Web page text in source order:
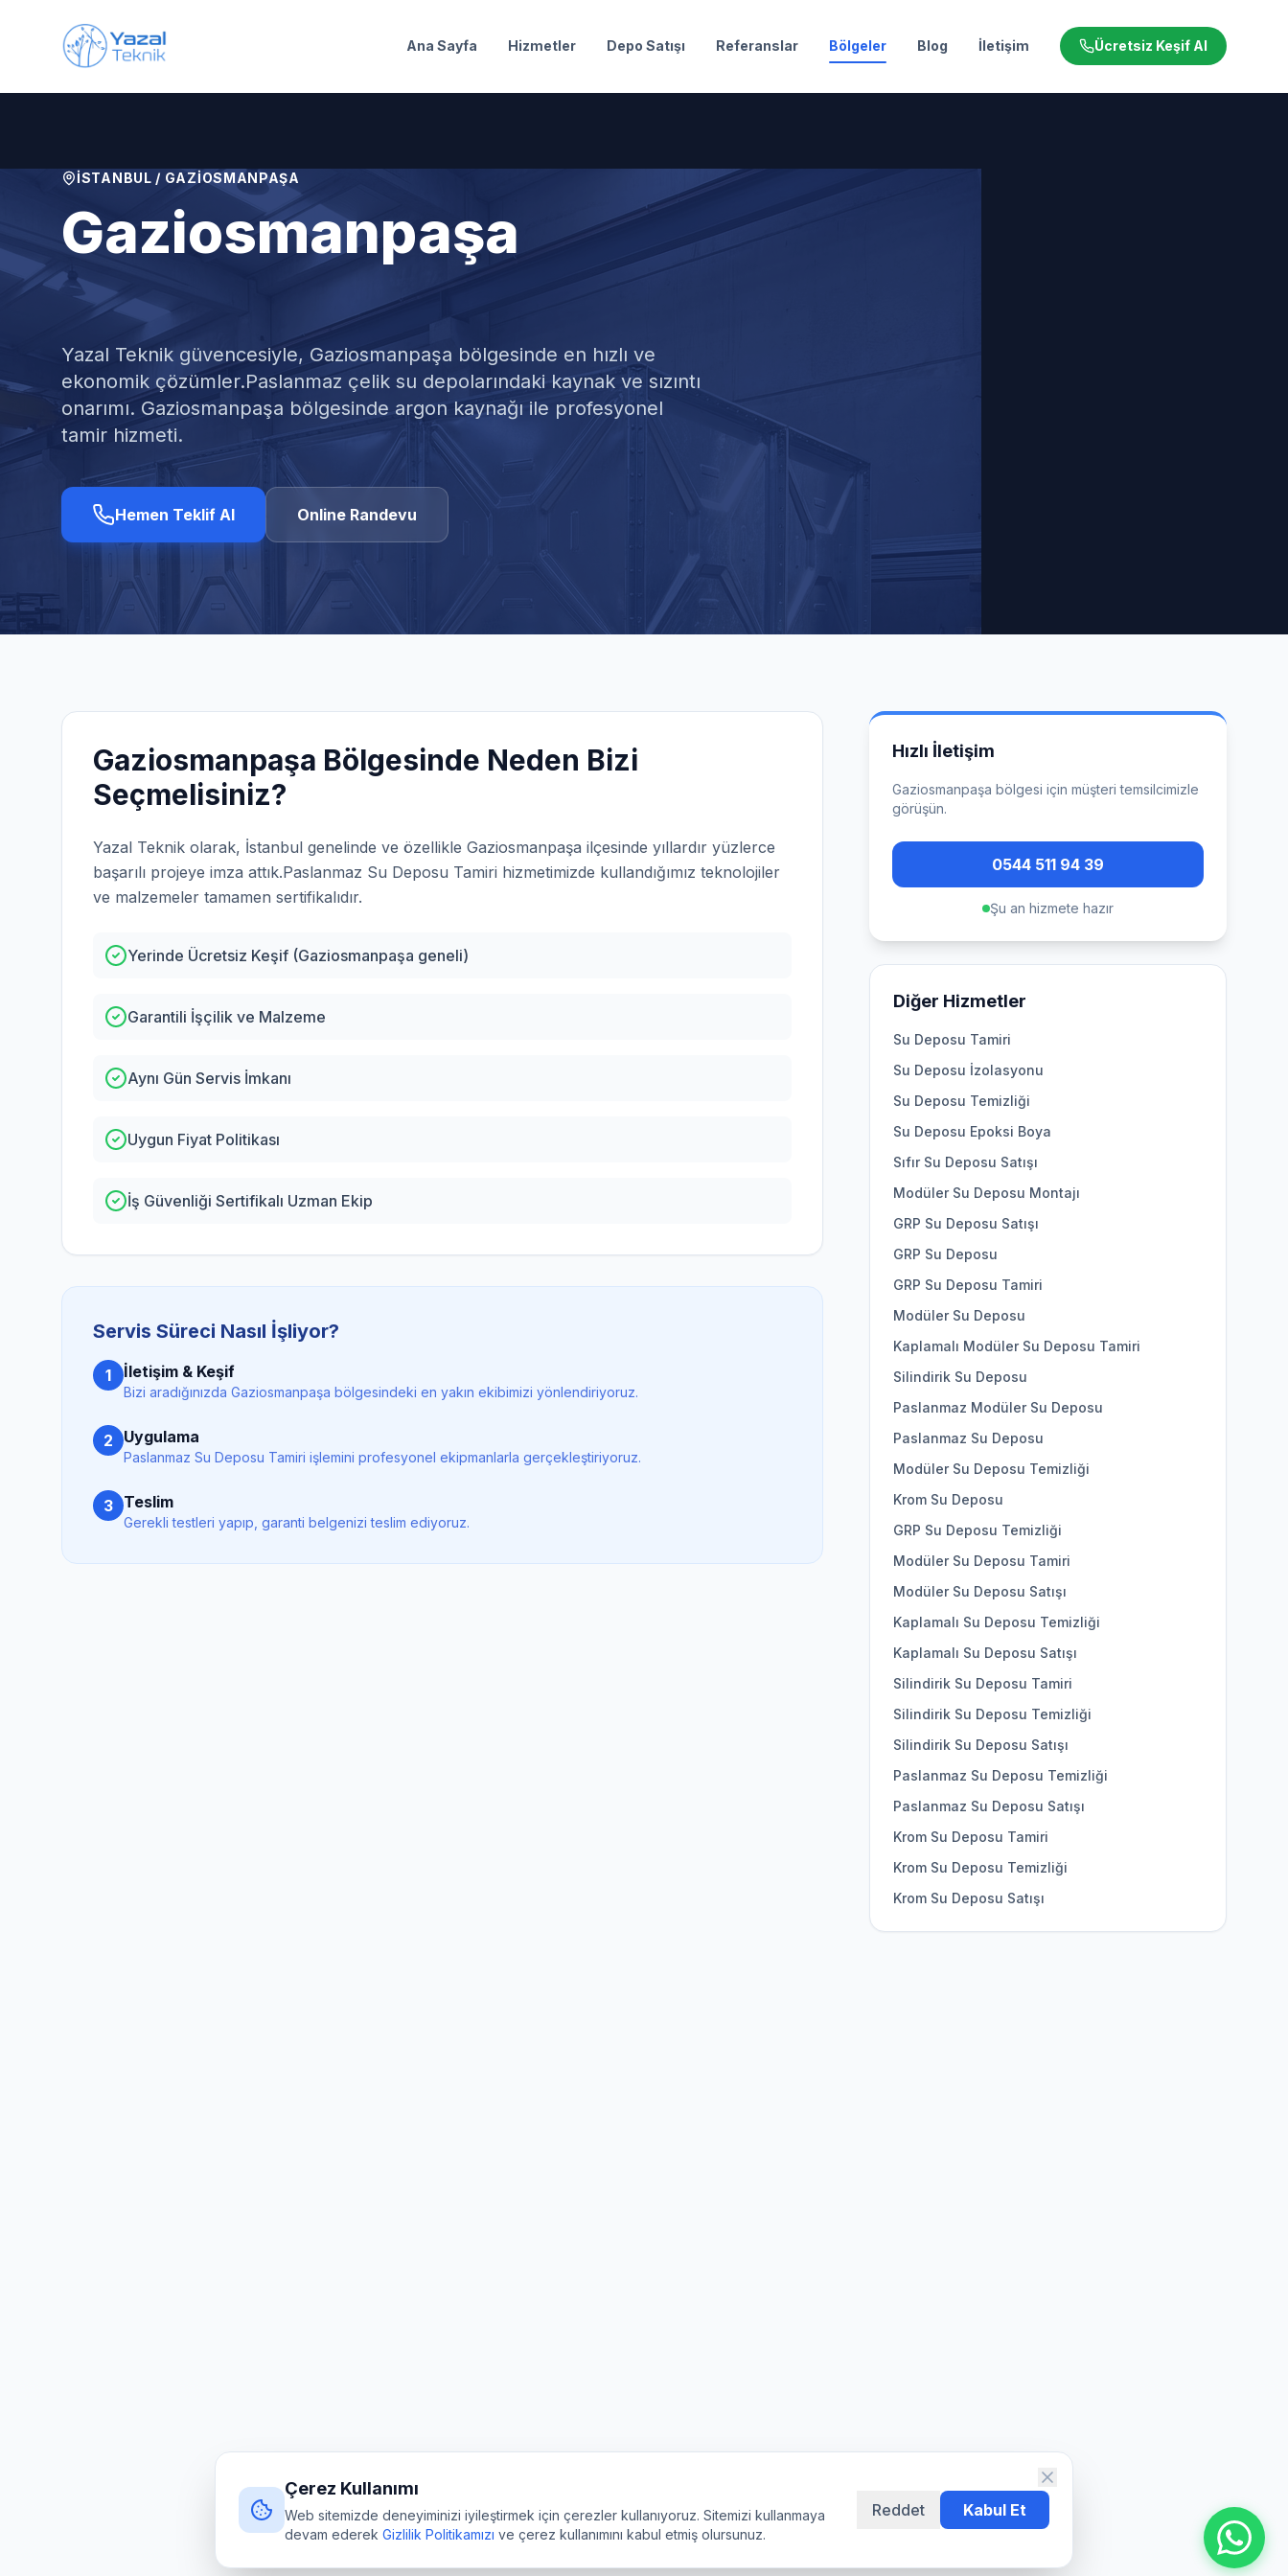
Ana Sayfa Hizmetler Depo Satışı Referanslar Bölgeler Blog İletişim Ücretsiz Keşif Al
İSTANBUL / GAZIOSMANPAŞA
Gaziosmanpaşa
Paslanmaz Su Deposu Tamiri
Yazal Teknik güvencesiyle, Gaziosmanpaşa bölgesinde en hızlı ve
ekonomik çözümler.Paslanmaz çelik su depolarındaki kaynak ve sızıntı
onarımı. Gaziosmanpaşa bölgesinde argon kaynağı ile profesyonel
tamir hizmeti.
Hemen Teklif Al Online Randevu
Gaziosmanpaşa Bölgesinde Neden Bizi
Seçmelisiniz?
Yazal Teknik olarak, İstanbul genelinde ve özellikle Gaziosmanpaşa ilçesinde yıllardır yüzlerce
başarılı projeye imza attık.Paslanmaz Su Deposu Tamiri hizmetimizde kullandığımız teknolojiler
ve malzemeler tamamen sertifikalıdır.
Yerinde Ücretsiz Keşif (Gaziosmanpaşa geneli)
Garantili İşçilik ve Malzeme
Aynı Gün Servis İmkanı
Uygun Fiyat Politikası
İş Güvenliği Sertifikalı Uzman Ekip
Servis Süreci Nasıl İşliyor?
1 İletişim & Keşif
Bizi aradığınızda Gaziosmanpaşa bölgesindeki en yakın ekibimizi yönlendiriyoruz.
2 Uygulama
Paslanmaz Su Deposu Tamiri işlemini profesyonel ekipmanlarla gerçekleştiriyoruz.
3 Teslim
Gerekli testleri yapıp, garanti belgenizi teslim ediyoruz.
Hızlı İletişim
Gaziosmanpaşa bölgesi için müşteri temsilcimizle
görüşün.
0544 511 94 39
Şu an hizmete hazır
Diğer Hizmetler
Su Deposu Tamiri
Su Deposu İzolasyonu
Su Deposu Temizliği
Su Deposu Epoksi Boya
Sıfır Su Deposu Satışı
Modüler Su Deposu Montajı
GRP Su Deposu Satışı
GRP Su Deposu
GRP Su Deposu Tamiri
Modüler Su Deposu
Kaplamalı Modüler Su Deposu Tamiri
Silindirik Su Deposu
Paslanmaz Modüler Su Deposu
Paslanmaz Su Deposu
Modüler Su Deposu Temizliği
Krom Su Deposu
GRP Su Deposu Temizliği
Modüler Su Deposu Tamiri
Modüler Su Deposu Satışı
Kaplamalı Su Deposu Temizliği
Kaplamalı Su Deposu Satışı
Silindirik Su Deposu Tamiri
Silindirik Su Deposu Temizliği
Silindirik Su Deposu Satışı
Paslanmaz Su Deposu Temizliği
Paslanmaz Su Deposu Satışı
Krom Su Deposu Tamiri
Krom Su Deposu Temizliği
Krom Su Deposu Satışı
Çerez Kullanımı
Web sitemizde deneyiminizi iyileştirmek için çerezler kullanıyoruz. Sitemizi kullanmaya
devam ederek Gizlilik Politikamızı ve çerez kullanımını kabul etmiş olursunuz.
Reddet Kabul Et